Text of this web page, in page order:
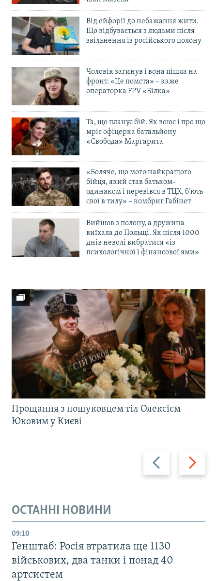
Від ейфорії до небажання жити.
Що відбувається з людьми після
звільнення із російського полону
Чоловік загинув і вона пішла на
фронт. «Це помста» – каже
операторка FPV «Білка»
Та, що планує бій. Як воює і про що
мріє офіцерка батальйону
«Свобода» Маргарита
«Боляче, що мого найкращого
бійця, який став батьком-
одинаком і перевівся в ТЦК, б’ють
свої в тилу» – комбриг Габінет
Вийшов з полону, а дружина
виїхала до Польщі. Як після 1000
днів неволі вибратися «із
психологічної і фінансової ями»
Назад Вперед
Прощання з пошуковцем тіл Олексієм
Юковим у Києві
ОСТАННІ НОВИНИ
09:10
Генштаб: Росія втратила ще 1130
військових, два танки і понад 40
артсистем